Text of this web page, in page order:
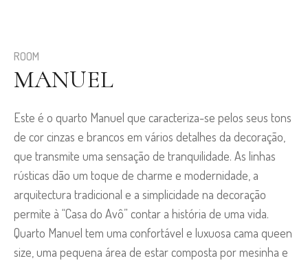
ROOM
MANUEL
Este é o quarto Manuel que caracteriza-se pelos seus tons
de cor cinzas e brancos em vários detalhes da decoração,
que transmite uma sensação de tranquilidade. As linhas
rústicas dão um toque de charme e modernidade, a
arquitectura tradicional e a simplicidade na decoração
permite à “Casa do Avô” contar a história de uma vida.
Quarto Manuel tem uma confortável e luxuosa cama queen
size, uma pequena área de estar composta por mesinha e